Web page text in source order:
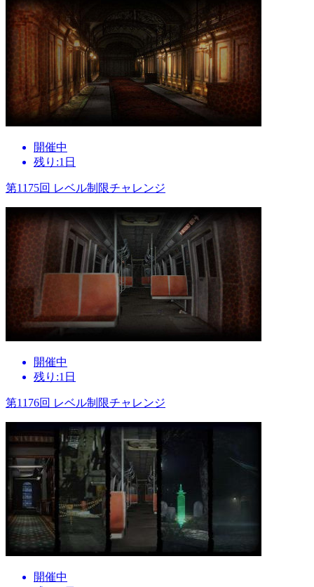
開催中
残り:1日
第1175回 レベル制限チャレンジ
開催中
残り:1日
第1176回 レベル制限チャレンジ
開催中